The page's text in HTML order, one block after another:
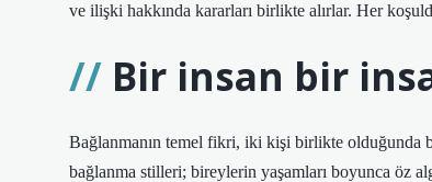
ve ilişki hakkında kararları birlikte alırlar. Her
Bir insan bir
Bağlanmanın temel fikri, iki kişi birlikte olduğunda
bağlanma stilleri; bireylerin yaşamları boyunca öz